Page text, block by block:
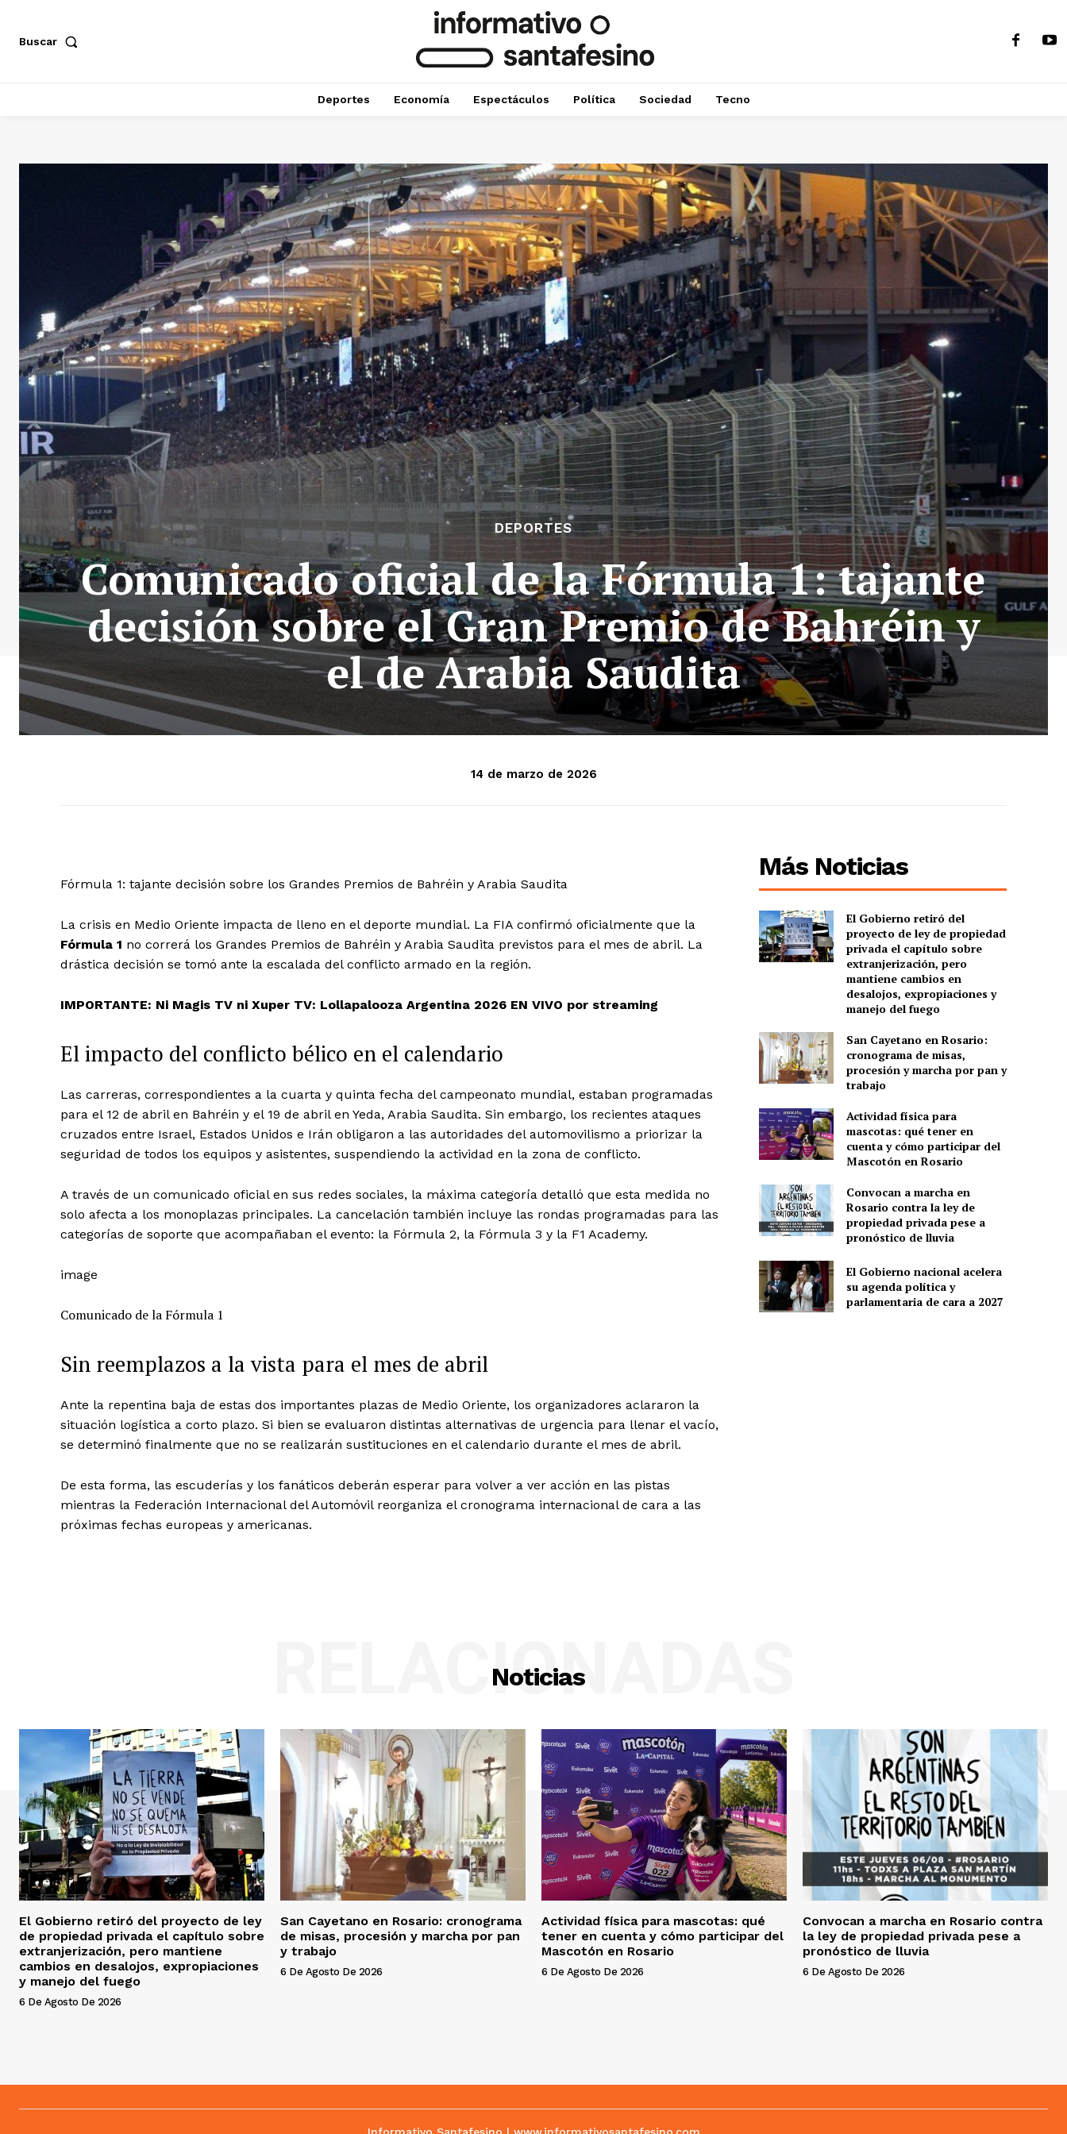
Buscar
Deportes Economía Espectáculos Política Sociedad Tecno
DEPORTES
Comunicado oficial de la Fórmula 1: tajante
decisión sobre el Gran Premio de Bahréin y
el de Arabia Saudita
14 de marzo de 2026
Fórmula 1: tajante decisión sobre los Grandes Premios de Bahréin y Arabia Saudita
La crisis en Medio Oriente impacta de lleno en el deporte mundial. La FIA confirmó oficialmente que la
Fórmula 1 no correrá los Grandes Premios de Bahréin y Arabia Saudita previstos para el mes de abril. La
drástica decisión se tomó ante la escalada del conflicto armado en la región.
IMPORTANTE: Ni Magis TV ni Xuper TV: Lollapalooza Argentina 2026 EN VIVO por streaming
El impacto del conflicto bélico en el calendario
Las carreras, correspondientes a la cuarta y quinta fecha del campeonato mundial, estaban programadas
para el 12 de abril en Bahréin y el 19 de abril en Yeda, Arabia Saudita. Sin embargo, los recientes ataques
cruzados entre Israel, Estados Unidos e Irán obligaron a las autoridades del automovilismo a priorizar la
seguridad de todos los equipos y asistentes, suspendiendo la actividad en la zona de conflicto.
A través de un comunicado oficial en sus redes sociales, la máxima categoría detalló que esta medida no
solo afecta a los monoplazas principales. La cancelación también incluye las rondas programadas para las
categorías de soporte que acompañaban el evento: la Fórmula 2, la Fórmula 3 y la F1 Academy.
image
Comunicado de la Fórmula 1
Sin reemplazos a la vista para el mes de abril
Ante la repentina baja de estas dos importantes plazas de Medio Oriente, los organizadores aclararon la
situación logística a corto plazo. Si bien se evaluaron distintas alternativas de urgencia para llenar el vacío,
se determinó finalmente que no se realizarán sustituciones en el calendario durante el mes de abril.
De esta forma, las escuderías y los fanáticos deberán esperar para volver a ver acción en las pistas
mientras la Federación Internacional del Automóvil reorganiza el cronograma internacional de cara a las
próximas fechas europeas y americanas.
Más Noticias
El Gobierno retiró del
proyecto de ley de propiedad
privada el capítulo sobre
extranjerización, pero
mantiene cambios en
desalojos, expropiaciones y
manejo del fuego
San Cayetano en Rosario:
cronograma de misas,
procesión y marcha por pan y
trabajo
Actividad física para
mascotas: qué tener en
cuenta y cómo participar del
Mascotón en Rosario
Convocan a marcha en
Rosario contra la ley de
propiedad privada pese a
pronóstico de lluvia
El Gobierno nacional acelera
su agenda política y
parlamentaria de cara a 2027
Noticias
RELACIONADAS
El Gobierno retiró del proyecto de ley
de propiedad privada el capítulo sobre
extranjerización, pero mantiene
cambios en desalojos, expropiaciones
y manejo del fuego
6 De Agosto De 2026
San Cayetano en Rosario: cronograma
de misas, procesión y marcha por pan
y trabajo
6 De Agosto De 2026
Actividad física para mascotas: qué
tener en cuenta y cómo participar del
Mascotón en Rosario
6 De Agosto De 2026
Convocan a marcha en Rosario contra
la ley de propiedad privada pese a
pronóstico de lluvia
6 De Agosto De 2026
Informativo Santafesino | www.informativosantafesino.com